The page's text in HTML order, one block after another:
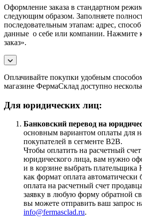
Оформление заказа в стандартном
следующим образом. Заполняете
последовательным этапам: адрес,
данные о себе или компании. Нажмите
заказ».
Оплачивайте покупки удобным
магазине ФермаСклад доступно
Для юридических лиц:
Банковский перевод на
основным вариантом оплаты для
покупателей в сегменте B2B.
Чтобы оплатить на расчетный
юридического лица, вам нужно
и в корзине выбрать плательщика
как формат оплата автоматически
оплата на расчетный счет
заявку в любую форму обратной
вы можете отправить ваш запрос
info@fermasclad.ru.